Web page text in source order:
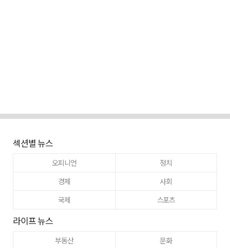
섹션별 뉴스
오피니언
정치
경제
사회
국제
스포츠
라이프 뉴스
부동산 문화